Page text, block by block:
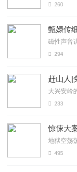
260
甄嬛传
磁性声音
294
赶山人|
大兴安岭
233
惊悚大
地狱空荡
495